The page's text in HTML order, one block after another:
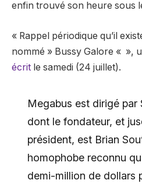
enfin trouvé son heure sous
« Rappel périodique qu’il
nommé » Bussy Galore « »,
écrit le samedi (24 juillet).
Megabus est dirigé par
dont le fondateur, et
président, est Brian
homophobe reconnu
demi-million de dollars